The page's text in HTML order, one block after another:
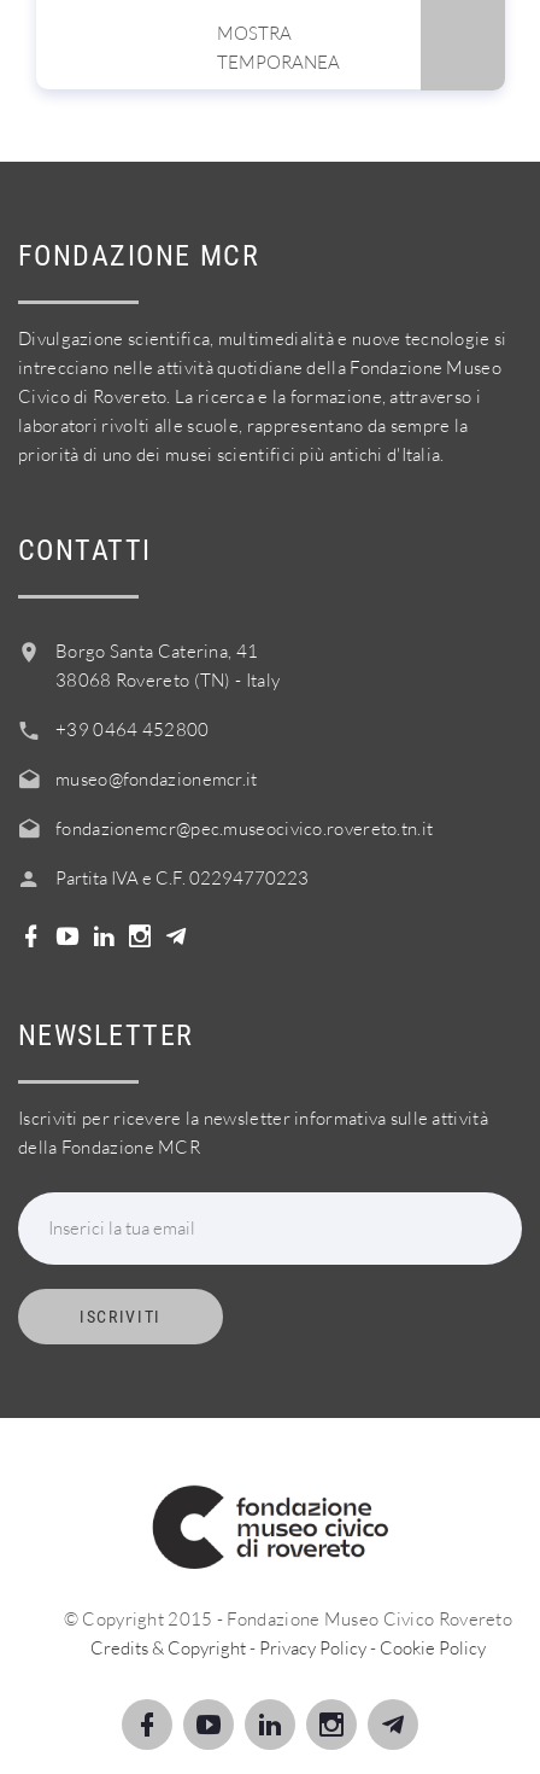
MOSTRA
TEMPORANEA
FONDAZIONE MCR
Divulgazione scientifica, multimedialità e nuove tecnologie si
intrecciano nelle attività quotidiane della Fondazione Museo
Civico di Rovereto. La ricerca e la formazione, attraverso i
laboratori rivolti alle scuole, rappresentano da sempre la
priorità di uno dei musei scientifici più antichi d'Italia.
CONTATTI
Borgo Santa Caterina, 41
38068 Rovereto (TN) - Italy
+39 0464 452800
museo@fondazionemcr.it
fondazionemcr@pec.museocivico.rovereto.tn.it
Partita IVA e C.F. 02294770223
NEWSLETTER
Iscriviti per ricevere la newsletter informativa sulle attività
della Fondazione MCR
Inserici la tua email
ISCRIVITI
© Copyright 2015 - Fondazione Museo Civico Rovereto
Credits & Copyright- Privacy Policy- Cookie Policy